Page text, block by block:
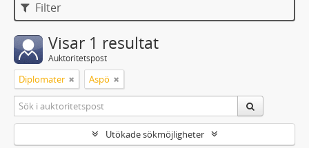
Filter
Visar 1 resultat
Auktoritetspost
Diplomater Aspö
Utökade sökmöjligheter